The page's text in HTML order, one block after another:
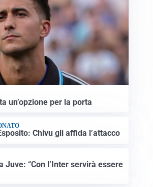
un’opzione per la porta
Chivu gli affida l’attacco
Juve: “Con l’Inter servirà essere